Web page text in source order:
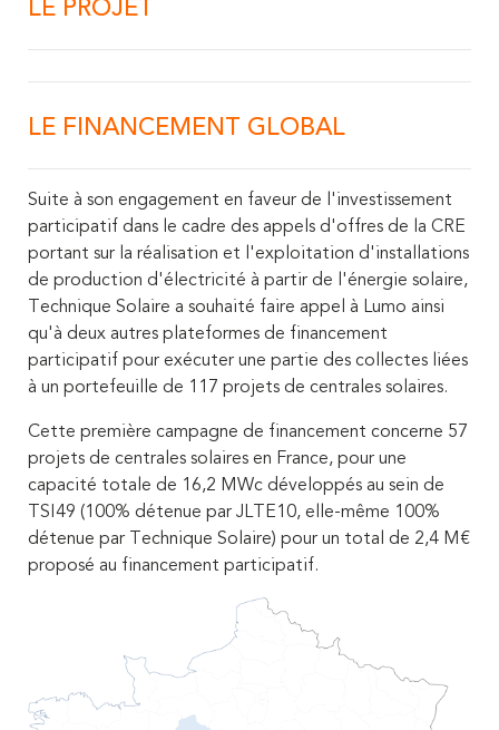
LE PROJET
LE FINANCEMENT GLOBAL
Suite à son engagement en faveur de l'investissement
participatif dans le cadre des appels d'offres de la CRE
portant sur la réalisation et l'exploitation d'installations
de production d'électricité à partir de l'énergie solaire,
Technique Solaire a souhaité faire appel à Lumo ainsi
qu'à deux autres plateformes de financement
participatif pour exécuter une partie des collectes liées
à un portefeuille de 117 projets de centrales solaires.
Cette première campagne de financement concerne 57
projets de centrales solaires en France, pour une
capacité totale de 16,2 MWc développés au sein de
TSI49 (100% détenue par JLTE10, elle-même 100%
détenue par Technique Solaire) pour un total de 2,4 M€
proposé au financement participatif.